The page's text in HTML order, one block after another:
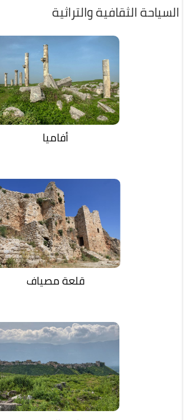
الثقافية والتراثية
أفاميا
قلعة مصياف